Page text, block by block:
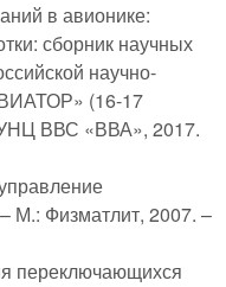
в авионике:
сборник научных
научно-
(16-17
ВВС «ВВА», 2017.
М.: Физматлит, 2007. –
переключающихся